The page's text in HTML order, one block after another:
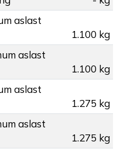
aslast
1.100 kg
aslast
1.100 kg
aslast
1.275 kg
aslast
1.275 kg